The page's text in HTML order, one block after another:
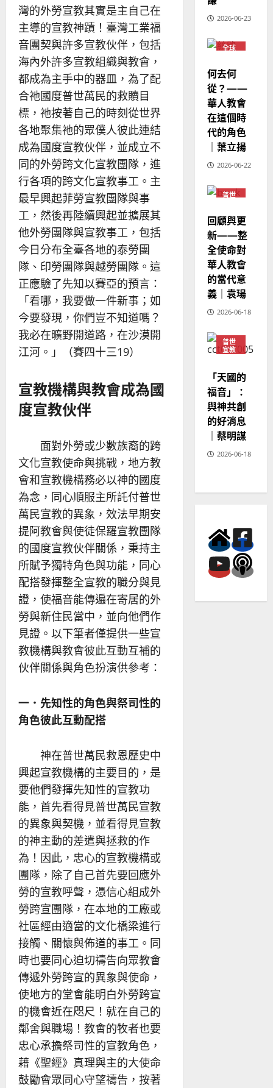
灣的外勞宣教其實是主自己在
主導的宣教神蹟！臺灣工業福
音團契與許多宣教伙伴，包括
海內外許多宣教組織與教會，
都成為主手中的器皿，為了配
合祂國度普世萬民的救贖目
標，祂按著自己的時刻從世界
各地聚集祂的眾僕人彼此連結
成為國度宣教伙伴，並成立不
同的外勞跨文化宣教團隊，進
行各項的跨文化宣教事工。主
最早興起菲勞宣教團隊與事
工，然後再陸續興起並擴展其
他外勞團隊與宣教事工，包括
今日分布全臺各地的泰勞團
隊、印勞團隊與越勞團隊。這
正應驗了先知以賽亞的預言：
「看哪，我要做一件新事；如
今要發現，你們豈不知道嗎？
我必在曠野開道路，在沙漠開
江河。」（賽四十三19）
宣教機構與教會成為國
度宣教伙伴
面對外勞或少數族裔的跨
文化宣教使命與挑戰，地方教
會和宣教機構務必以神的國度
為念，同心順服主所託付普世
萬民宣教的異象，效法早期安
提阿教會與使徒保羅宣教團隊
的國度宣教伙伴關係，秉持主
所賦予獨特角色與功能，同心
配搭發揮整全宣教的職分與見
證，使福音能傳遍在寄居的外
勞與新住民當中，並向他們作
見證。以下筆者僅提供一些宣
教機構與教會彼此互動互補的
伙伴關係與角色扮演供參考：
一．先知性的角色與祭司性的
角色彼此互動配搭
神在普世萬民救恩歷史中
興起宣教機構的主要目的，是
要他們發揮先知性的宣教功
能，首先看得見普世萬民宣教
的異象與契機，並看得見宣教
的神主動的差遣與拯救的作
為！因此，忠心的宣教機構或
團隊，除了自己首先要回應外
勞的宣教呼聲，憑信心組成外
勞跨宣團隊，在本地的工廠或
社區經由適當的文化橋梁進行
接觸、關懷與佈道的事工。同
時也要同心迫切禱告向眾教會
傳遞外勞跨宣的異象與使命，
使地方的堂會能明白外勞跨宣
的機會近在咫尺！就在自己的
鄰舍與職場！教會的牧者也要
忠心承擔祭司性的宣教角色，
藉《聖經》真理與主的大使命
鼓勵會眾同心守望禱告，按著
02-
陽
萍
2025-
02-
20
的
農
曆
新
年
｜
余
自
力
2025-
7
國
華
人
教
經
歷
｜
吳
振
、
溫
淑
2025-
02-
20
2026-06-23
全球
普世
宣教
何去何
從？——
華人教會
在這個時
代的角色
｜葉立揚
2026-06-22
普世
回顧與更
新——整
全使命對
華人教會
的當代意
義｜袁瑒
2026-06-18
普世
宣教
「天國的
福音」：
與神共創
的好消息
｜蔡明謀
2026-06-18